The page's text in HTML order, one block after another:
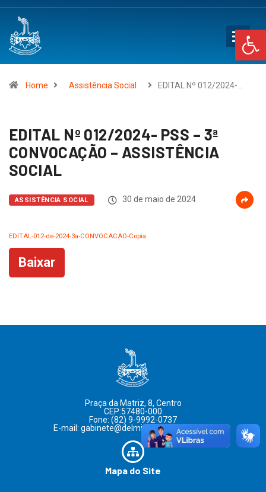
Home Assistência Social EDITAL Nº 012/2024-…
EDITAL Nº 012/2024- PSS – 3ª
CONVOCAÇÃO – ASSISTÊNCIA
SOCIAL
ASSISTÊNCIA SOCIAL 30 de maio de 2024
EDITAL-012-de-2024-3a-CONVOCACAO-Copia
Baixar
Praça da Matriz, 8, Centro
CEP:57480-000
Fone: (82) 9-9992-0737
E-mail: gabinete@delmirogouveia.al.gov.br
Mapa do Site